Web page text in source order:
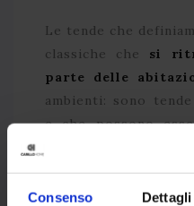
Consenso Dettagli
Le tende che
classiche che si
parte delle
ambienti: sono
e che possono
Letende morbide